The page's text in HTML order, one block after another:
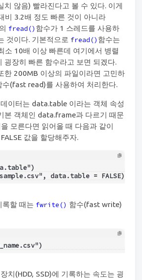
치 않음) 빨라진다고 볼 수 있다. 이게
비 3.2배 정도 빠른 것이 아니라
fread() 함수가 1 스레드를 사용하
것이다. 기본적으로 fread() 함수는
소 10배 이상 빠른데 여기에서 병렬
굉장히 빠른 함수라고 보면 되겠다.
한 200MB 이상의 파일이라면 고민하
수(fast read)를 사용하여 처리한다.
이터는 data.table 이라는 객체 속성
본 객체인 data.frame과 다르기 때문
모른다면 읽어올 때 다음과 같이
값을 할당해주자.
data.table = FALSE)
록할 때는 fwrite() 함수(fast write)
치(HDD, SSD)에 기록하는 속도는 굉